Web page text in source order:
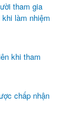
tham gia
làm nhiệm
khi tham
chấp nhận